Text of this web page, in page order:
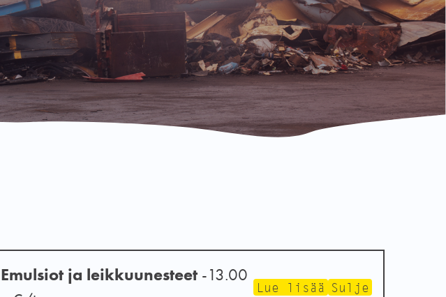
Emulsiot ja leikkuunesteet -13.00
Lue lisää Sulje